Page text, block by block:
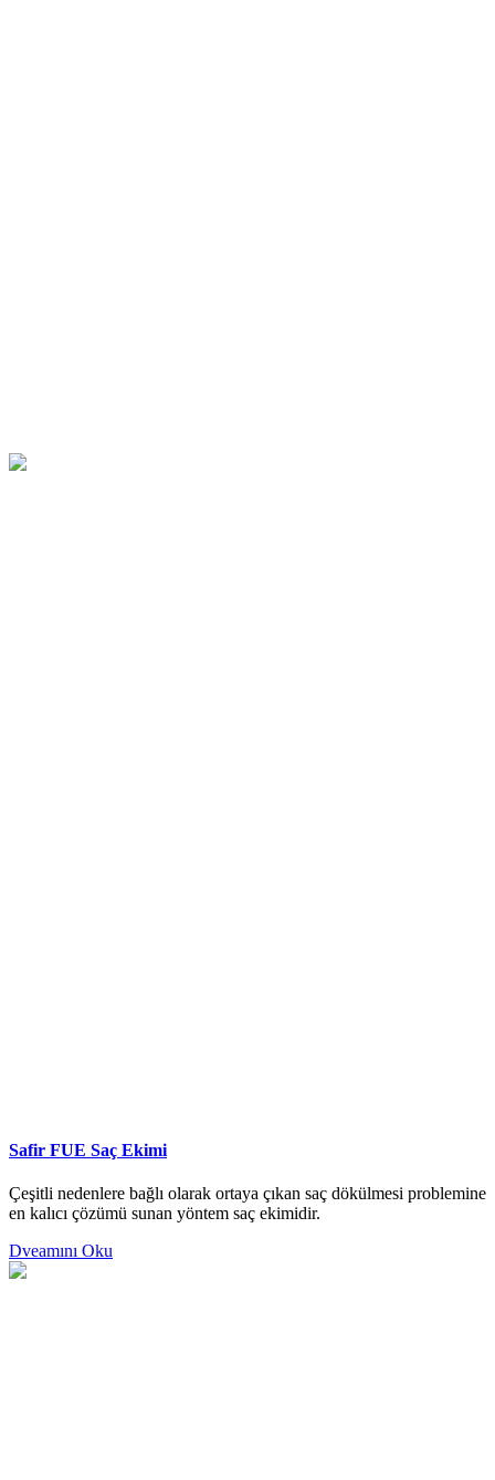
Safir FUE Saç Ekimi
Çeşitli nedenlere bağlı olarak ortaya çıkan saç dökülmesi problemine
en kalıcı çözümü sunan yöntem saç ekimidir.
Dveamını Oku